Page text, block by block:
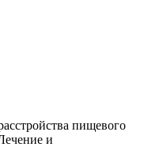
пищевого
и